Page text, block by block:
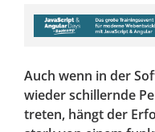
Auch wenn in der
wieder schillernde
treten, hängt der